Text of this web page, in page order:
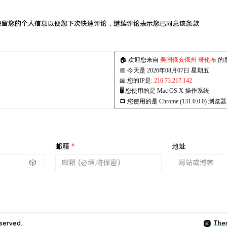
您的个人信息以便您下次快速评论，继续评论表示您已同意该条款
🎲
邮箱* 地址